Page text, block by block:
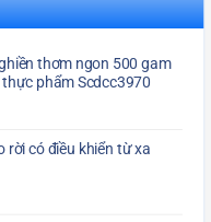
thơm ngon 500 gam
phẩm Scdcc3970
rời có điều khiển từ xa